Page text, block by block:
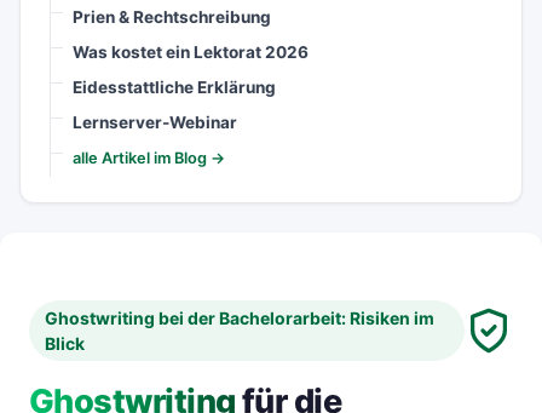
Prien & Rechtschreibung
Was kostet ein Lektorat 2026
Eidesstattliche Erklärung
Lernserver-Webinar
alle Artikel im Blog →
Ghostwriting bei der Bachelorarbeit: Risiken im
Blick
Ghostwritingfür die